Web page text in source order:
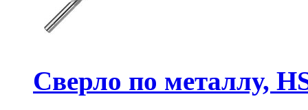
Сверло по металлу,